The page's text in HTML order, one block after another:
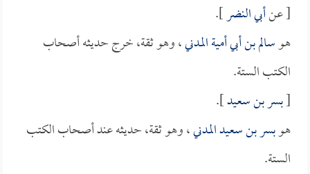
[ عنأبي النضر].
هوسالم بن أبي أمية المدني، وهو ثقة، خرج حديثه أصحاب
الكتب الستة.
[بسر بن سعيد].
هوبسر بن سعيد المدني، وهو ثقة، حديثه عند أصحاب الكتب
الستة.